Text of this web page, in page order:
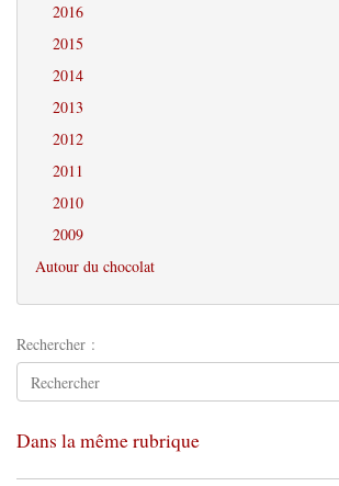
2016
2015
2014
2013
2012
2011
2010
2009
Autour du chocolat
Rechercher :
Dans la même rubrique